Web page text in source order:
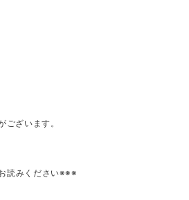
ざいます。
読みください※※※